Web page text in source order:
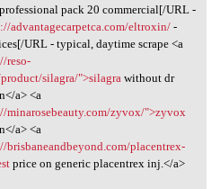
pack 20 commercial[/URL -
advantagecarpetca.com/eltroxin/-
URL - typical, daytime scrape <a
reso-
silagra/">silagra without dr
a> <a
minarosebeauty.com/zyvox/">zyvox
a> <a
brisbaneandbeyond.com/placentrex-
price on generic placentrex inj.</a>